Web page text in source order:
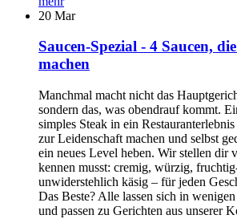
20 Mar
Saucen-Spezial - 4 Saucen,
machen
Manchmal macht nicht das
sondern das, was obendrauf kommt.
simples Steak in ein
zur Leidenschaft machen und selbst
ein neues Level heben. Wir stellen dir
kennen musst: cremig, würzig,
unwiderstehlich käsig – für jeden
Das Beste? Alle lassen sich in
und passen zu Gerichten aus unserer